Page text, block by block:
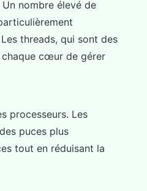
nombre élevé de
threads, qui sont des
chaque cœur de gérer
processeurs. Les
puces plus
tout en réduisant la